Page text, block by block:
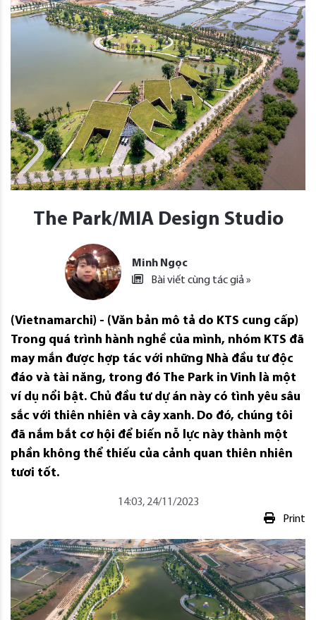
The Park/MIA Design Studio
Minh Ngọc
Bài viết cùng tác giả »
(Vietnamarchi) - (Văn bản mô tả do KTS cung cấp)
Trong quá trình hành nghề của mình, nhóm KTS đã
may mắn được hợp tác với những Nhà đầu tư độc
đáo và tài năng, trong đó The Park in Vinh là một
ví dụ nổi bật. Chủ đầu tư dự án này có tình yêu sâu
sắc với thiên nhiên và cây xanh. Do đó, chúng tôi
đã nắm bắt cơ hội để biến nỗ lực này thành một
phần không thể thiếu của cảnh quan thiên nhiên
tươi tốt.
14:03, 24/11/2023
Print